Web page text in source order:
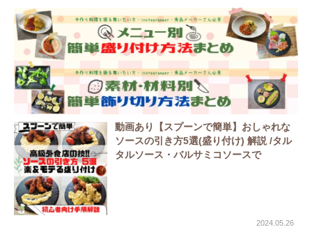
動画あり【スプーンで簡単】おしゃれな
ソースの引き方5選(盛り付け) 解説 /タル
タルソース・バルサミコソースで
2024.05.26